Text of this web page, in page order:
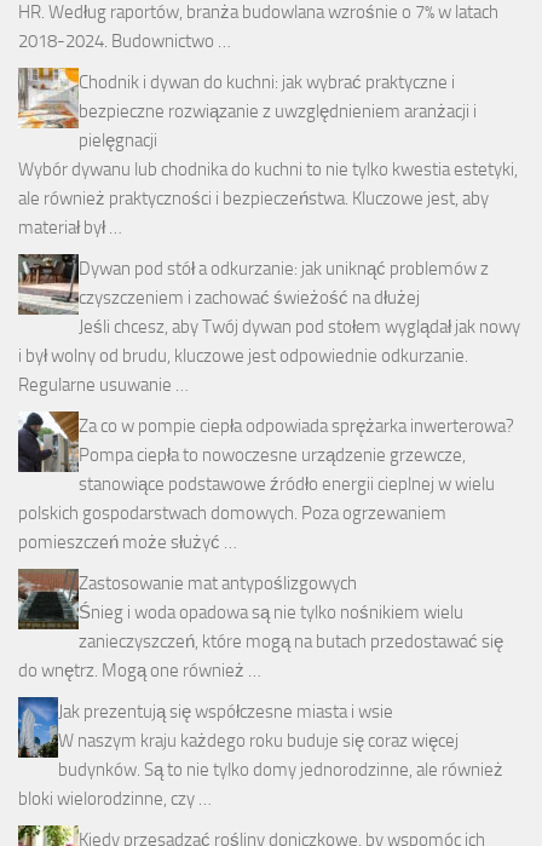
HR. Według raportów, branża budowlana wzrośnie o 7% w latach
2018-2024. Budownictwo …
Chodnik i dywan do kuchni: jak wybrać praktyczne i
bezpieczne rozwiązanie z uwzględnieniem aranżacji i
pielęgnacji
Wybór dywanu lub chodnika do kuchni to nie tylko kwestia estetyki,
ale również praktyczności i bezpieczeństwa. Kluczowe jest, aby
materiał był …
Dywan pod stół a odkurzanie: jak uniknąć problemów z
czyszczeniem i zachować świeżość na dłużej
Jeśli chcesz, aby Twój dywan pod stołem wyglądał jak nowy
i był wolny od brudu, kluczowe jest odpowiednie odkurzanie.
Regularne usuwanie …
Za co w pompie ciepła odpowiada sprężarka inwerterowa?
Pompa ciepła to nowoczesne urządzenie grzewcze,
stanowiące podstawowe źródło energii cieplnej w wielu
polskich gospodarstwach domowych. Poza ogrzewaniem
pomieszczeń może służyć …
Zastosowanie mat antypoślizgowych
Śnieg i woda opadowa są nie tylko nośnikiem wielu
zanieczyszczeń, które mogą na butach przedostawać się
do wnętrz. Mogą one również …
Jak prezentują się współczesne miasta i wsie
W naszym kraju każdego roku buduje się coraz więcej
budynków. Są to nie tylko domy jednorodzinne, ale również
bloki wielorodzinne, czy …
Kiedy przesadzać rośliny doniczkowe, by wspomóc ich